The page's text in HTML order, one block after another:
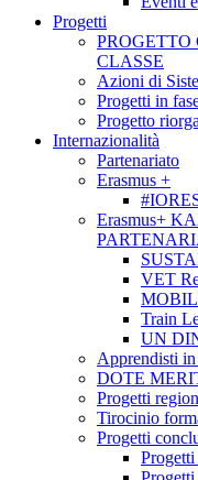
Progetti
CLASSE
Azioni di
Progetti in
Progetto
Internazionalità
Partenariato
Erasmus +
Erasmus+
VET
Train
UN
Apprendisti
DOTE
Progetti
Tirocinio
Progetti